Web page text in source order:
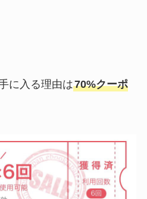
に入る理由は70%クーポ